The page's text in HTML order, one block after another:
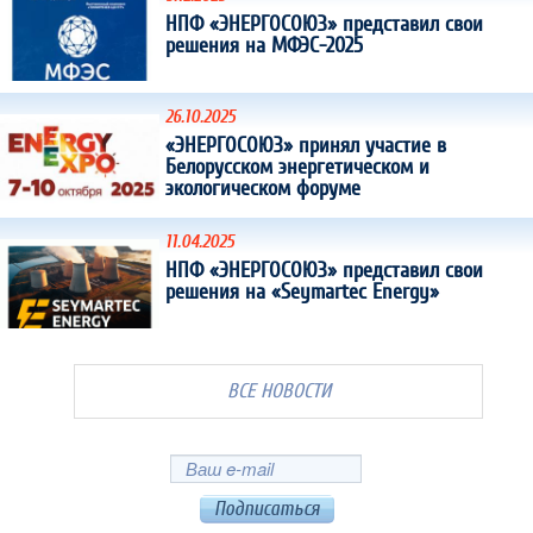
НПФ «ЭНЕРГОСОЮЗ» представил свои
решения на МФЭС-2025
26.10.2025
«ЭНЕРГОСОЮЗ» принял участие в
Белорусском энергетическом и
экологическом форуме
11.04.2025
НПФ «ЭНЕРГОСОЮЗ» представил свои
решения на «Seymartec Energy»
Подписаться
ВСЕ НОВОСТИ